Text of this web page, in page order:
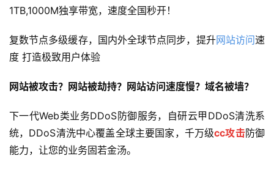
1TB,1000M独享带宽，速度全国秒开！
复数节点多级缓存，国内外全球节点同步，提升网站访问速
度 打造极致用户体验
网站被攻击？网站被劫持？网站访问速度慢？域名被墙？
下一代Web类业务DDoS防御服务，自研云甲DDoS清洗系
统，DDoS清洗中心覆盖全球主要国家，千万级cc攻击防御
能力，让您的业务固若金汤。